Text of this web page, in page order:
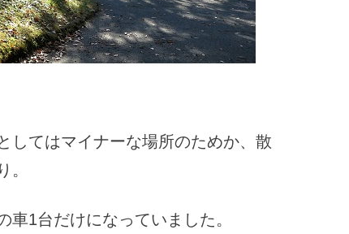
してはマイナーな場所のためか、散
。
1台だけになっていました。